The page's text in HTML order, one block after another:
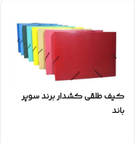
کیف طلقی کشدار برند سوپر
باند